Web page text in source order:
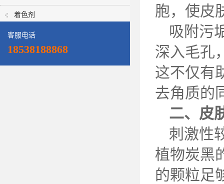
着色剂
客服电话
18538188868
胞，使皮
吸附污
深入毛孔
这不仅有
去角质的
二、皮
刺激性
植物炭黑
的颗粒足